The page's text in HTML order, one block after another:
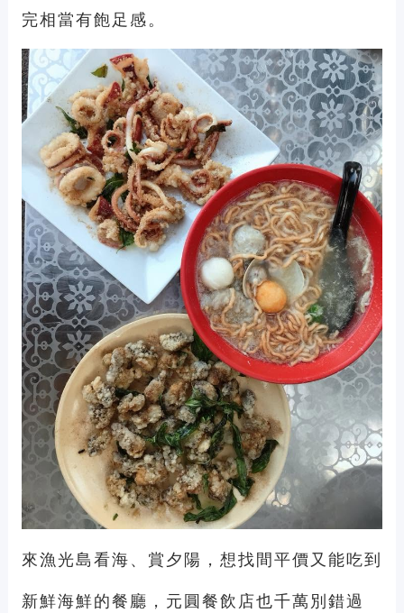
完相當有飽足感。
來漁光島看海、賞夕陽，想找間平價又能吃到
新鮮海鮮的餐廳，元圓餐飲店也千萬別錯過